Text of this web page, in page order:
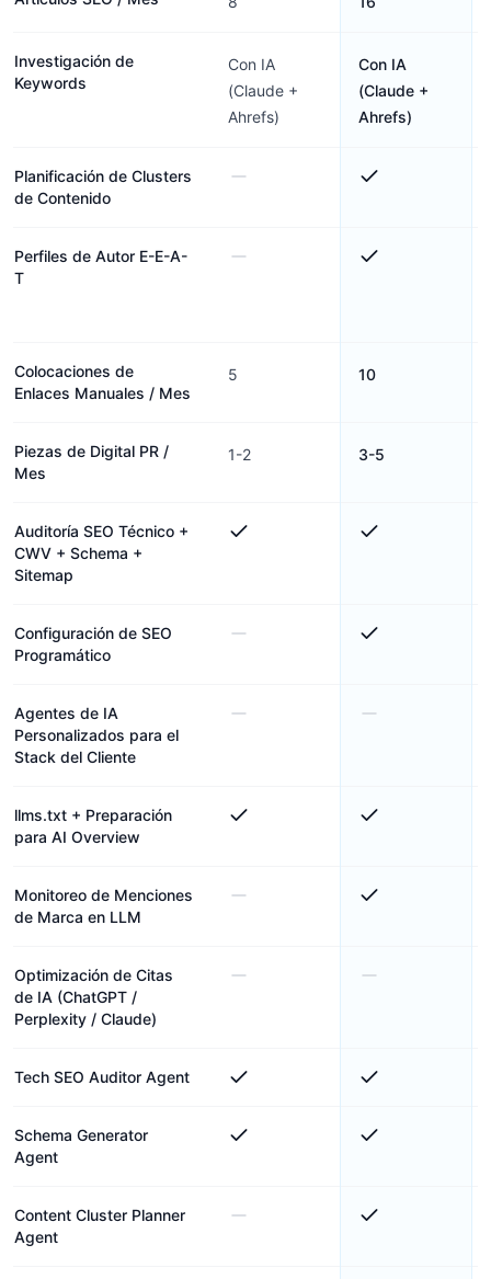
Investigación de
Keywords
Con IA
(Claude +
Ahrefs)
Con IA
(Claude +
Ahrefs)
Planificación de Clusters
de Contenido
Perfiles de Autor E-E-A-
T
Colocaciones de
Enlaces Manuales / Mes
5 10
Piezas de Digital PR /
Mes
1-2 3-5
Auditoría SEO Técnico +
CWV + Schema +
Sitemap
Configuración de SEO
Programático
Agentes de IA
Personalizados para el
Stack del Cliente
llms.txt + Preparación
para AI Overview
Monitoreo de Menciones
de Marca en LLM
Optimización de Citas
de IA (ChatGPT /
Perplexity / Claude)
Tech SEO Auditor Agent
Schema Generator
Agent
Content Cluster Planner
Agent